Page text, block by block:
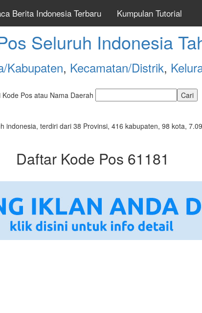
Berita Indonesia Terbaru Kumpulan Tutorial
Seluruh Indonesia
Kabupaten, Kecamatan/Distrik,
Kode Pos atau Nama Daerah
indonesia, terdiri dari 38 Provinsi, 416 kabupaten, 98 kota,
Daftar Kode Pos 61181